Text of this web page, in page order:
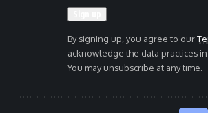
By signing up, you agree to our
acknowledge the data practices
You may unsubscribe at any time.